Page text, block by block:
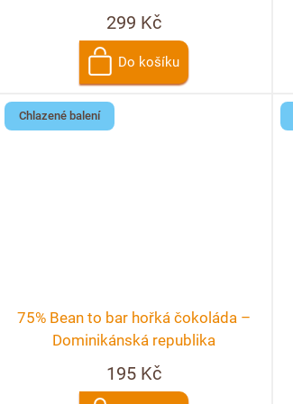
299 Kč
Do košíku
Chlazené balení
75% Bean to bar hořká čokoláda –
Dominikánská republika
195 Kč